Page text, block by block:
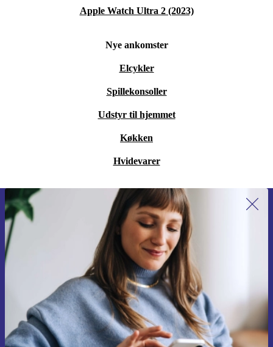
Apple Watch Ultra 2 (2023)
Nye ankomster
Elcykler
Spillekonsoller
Udstyr til hjemmet
Køkken
Hvidevarer
Tilmeld dig vores nyhedsbrev for
første gang og spar 115 kr!
Gå aldrig glip af et tilbud igen.
Anmod om kupon
Du kan finde information omkring vores brug af personlig data i vores
Privatlivspolitik